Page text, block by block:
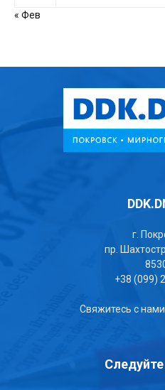
« Фев
г.
пр.
+38 (099)
Свяжитесь с